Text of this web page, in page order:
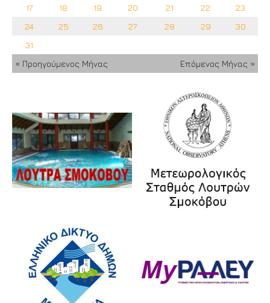
17
18 19 20 21 22
23
24
25 26 27 28 29
30
31
« Προηγούμενος Μήνας
Επόμενος Μήνας »